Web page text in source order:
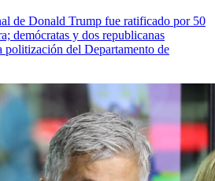
de Donald Trump fue ratificado por 50
demócratas y dos republicanas
politización del Departamento de